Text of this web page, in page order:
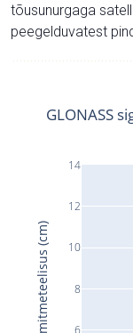
tõusunurgaga
peegelduvatest
6
8
10
12
14
GLONASS